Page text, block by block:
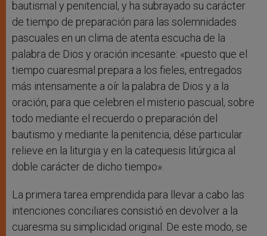
bautismal y penitencial, y ha subrayado su carácter
de tiempo de preparación para las solemnidades
pascuales en un clima de atenta escucha de la
palabra de Dios y oración incesante: «puesto que el
tiempo cuaresmal prepara a los fieles, entregados
más intensamente a oír la palabra de Dios y a la
oración, para que celebren el misterio pascual, sobre
todo mediante el recuerdo o preparación del
bautismo y mediante la penitencia, dése particular
relieve en la liturgia y en la catequesis litúrgica al
doble carácter de dicho tiempo».
La primera tarea emprendida para llevar a cabo las
intenciones conciliares consistió en devolver a la
cuaresma su simplicidad original. De este modo, se